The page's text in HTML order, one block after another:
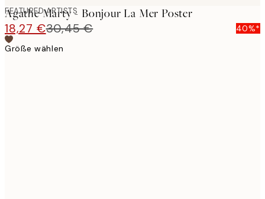
FEATURED ARTISTS
Agathe Marty - Bonjour La Mer Poster
18,27 €30,45 €
40%*
Größe wählen